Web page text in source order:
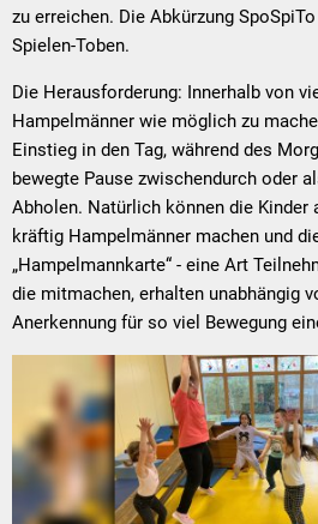
zu erreichen. Die Abkürzung
Spielen-Toben.
Die Herausforderung: Innerhalb von
Hampelmänner wie möglich zu
Einstieg in den Tag, während des
bewegte Pause zwischendurch oder
Abholen. Natürlich können die Kinder
kräftig Hampelmänner machen und
„Hampelmannkarte“ - eine Art
die mitmachen, erhalten unabhängig
Anerkennung für so viel Bewegung